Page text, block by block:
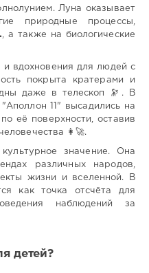
Луна оказывает
природные процессы,
а также на биологические
вдохновения для людей с
покрыта кратерами и
даже в телескоп 🔭. В
"Аполлон 11" высадились на
её поверхности, оставив
👩‍🚀.
значение. Она
различных народов,
жизни и вселенной. В
как точка отсчёта для
наблюдений за
детей?